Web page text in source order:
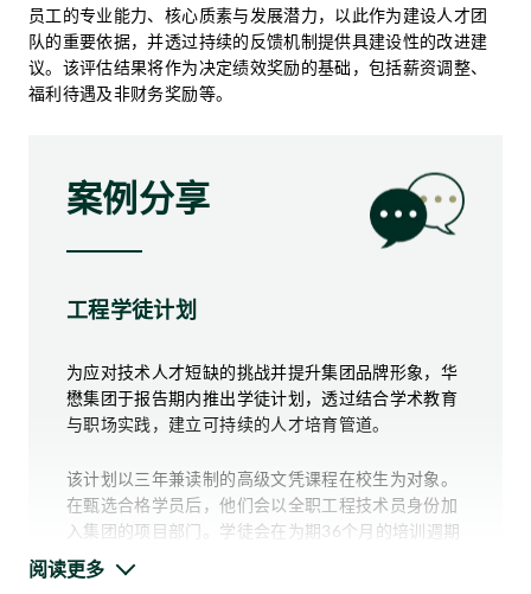
员工的专业能力、核心质素与发展潜力，以此作为建设人才团
队的重要依据，并透过持续的反馈机制提供具建设性的改进建
议。该评估结果将作为决定绩效奖励的基础，包括薪资调整、
福利待遇及非财务奖励等。
案例分享
工程学徒计划
为应对技术人才短缺的挑战并提升集团品牌形象，华
懋集团于报告期内推出学徒计划，透过结合学术教育
与职场实践，建立可持续的人才培育管道。
该计划以三年兼读制的高级文凭课程在校生为对象。
在甄选合格学员后，他们会以全职工程技术员身份加
入集团的项目部门。学徒会在为期36个月的培训週期
中接触岗位中的实务操作与接受定期考核评估，同时
强化理论知识与实务技能。
阅读更多